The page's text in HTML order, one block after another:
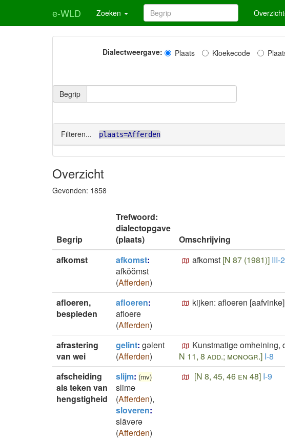
e-WLD Zoeken
Dialectweergave: Plaats Kloekecode
Begrip
Filteren... plaats=Afferden
Overzicht
Gevonden: 1858
Begrip
Trefwoord:
dialectopgave
(plaats)
Omschrijving
afkomst
afkomst:
afkŏŏmst
(Afferden)
afkomst [N 87 (1981)] III-
afloeren,
bespieden
afloeren:
afloere
(Afferden)
kijken: afloeren [aafvinke]
afrastering
van wei
gelint: gǝlent
(Afferden)
Kunstmatige omheining,
N 11, 8 add.; monogr.] I-8
afscheiding
als teken van
hengstigheid
slijm: (mv)
slimǝ
(Afferden),
sloveren:
slāvǝrǝ
(Afferden)
[N 8, 45, 46 en 48] I-9